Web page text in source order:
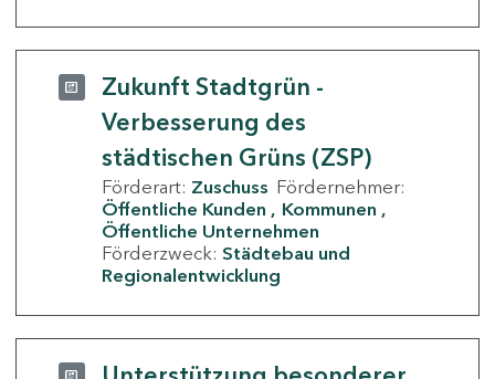
Zukunft Stadtgrün -
Verbesserung des
städtischen Grüns (ZSP)
Förderart: Zuschuss Fördernehmer:
Öffentliche Kunden
Kommunen
Öffentliche Unternehmen
Förderzweck: Städtebau und
Regionalentwicklung